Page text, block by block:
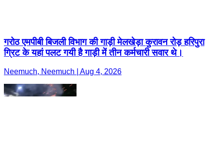
गरोठ एमपीबी बिजली विभाग की गाड़ी मेलखेड़ा कुरावन रोड़ हरिपुरा
ग्रिट के यहां पलट गयी है गाड़ी में तीन कर्मचारी सवार थे।
Neemuch, Neemuch | Aug 4, 2026